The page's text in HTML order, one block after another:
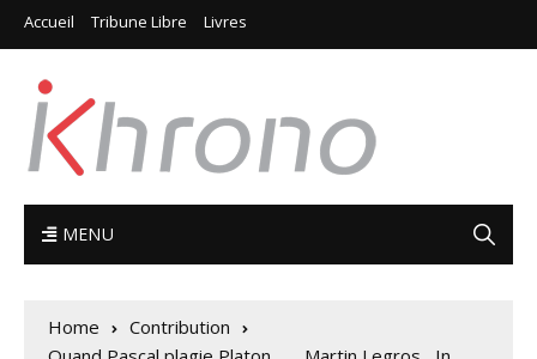
Accueil Tribune Libre Livres
MENU
Home
Contribution